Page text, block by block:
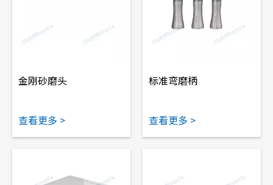
金刚砂磨头
查看更多 >
标准弯磨柄
查看更多 >